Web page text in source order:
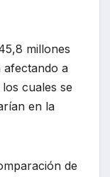
millones
afectando a
cuales se
en la
de